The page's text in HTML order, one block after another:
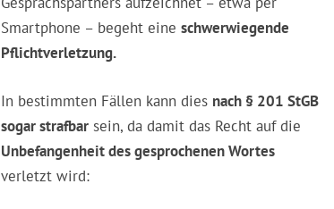
Mitarbeitern und Vorgesetzten am Arbeitsplatz
vertraulich.Wer sie ohne Zustimmung des
Gesprächspartners aufzeichnet – etwa per
Pflichtverletzung.
In bestimmten Fällen kann diesnach § 201 StGB
sogar strafbarsein, da damit das Recht auf die